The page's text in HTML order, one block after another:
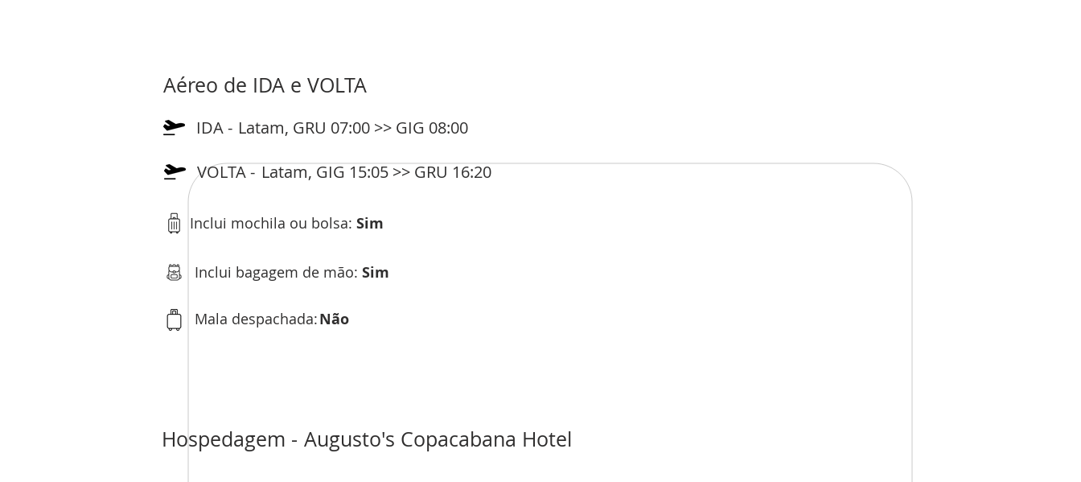
Aéreo de IDA e VOLTA
IDA - Latam, GRU 07:00 >> GIG 08:00
VOLTA - Latam, GIG 15:05 >> GRU 16:20
Inclui mochila ou bolsa: Sim
Inclui bagagem de mão: Sim
Mala despachada:Não
Hospedagem - Augusto's Copacabana Hotel